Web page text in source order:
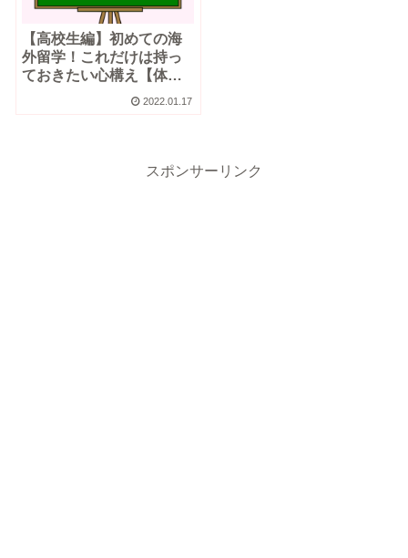
【高校生編】初めての海
外留学！これだけは持っ
ておきたい心構え【体験
2022.01.17
スポンサーリンク